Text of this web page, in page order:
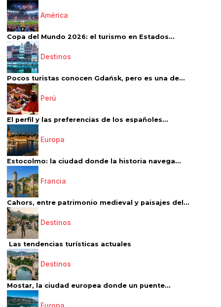
América
Copa del Mundo 2026: el turismo en Estados...
Destinos
Pocos turistas conocen Gdańsk, pero es una de...
Perú
El perfil y las preferencias de los españoles...
Europa
Estocolmo: la ciudad donde la historia navega...
Francia
Cahors, entre patrimonio medieval y paisajes del...
Destinos
Las tendencias turísticas actuales
Destinos
Mostar, la ciudad europea donde un puente...
Europa